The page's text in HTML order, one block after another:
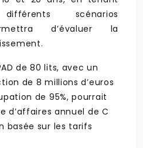
scénarios
d’évaluer la
de 80 lits, avec un
de 8 millions d’euros
de 95%, pourrait
d’affaires annuel de C
basée sur les tarifs